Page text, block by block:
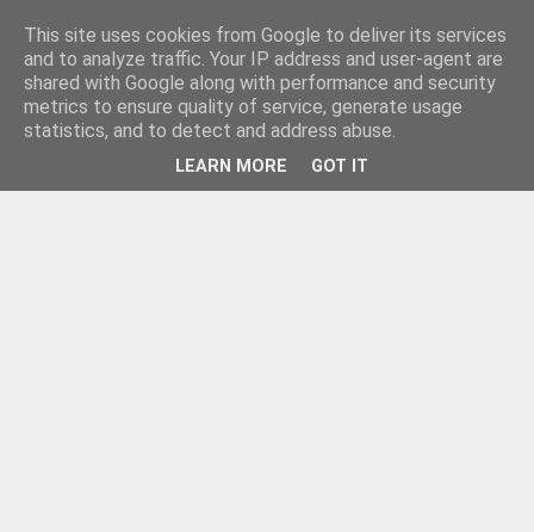
This site uses cookies from Google to deliver its services
and to analyze traffic. Your IP address and user-agent are
shared with Google along with performance and security
metrics to ensure quality of service, generate usage
statistics, and to detect and address abuse.
LEARN MORE GOT IT